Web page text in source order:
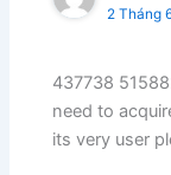
2 Tháng
437738
need to
its very user